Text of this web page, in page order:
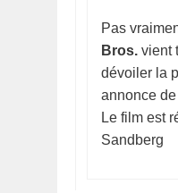
Pas
Bros. vient
dévoiler la
annonce
Le film est
Sandberg